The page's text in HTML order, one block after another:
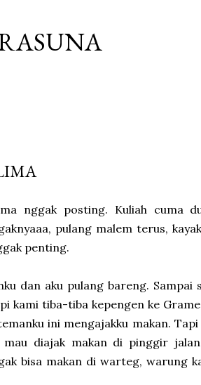
nggak posting. Kuliah cuma
pulang malem terus,
penting.
dan aku pulang bareng. Sampai
kami tiba-tiba kepengen ke
ini mengajakku makan.
diajak makan di pinggir
bisa makan di warteg, warung